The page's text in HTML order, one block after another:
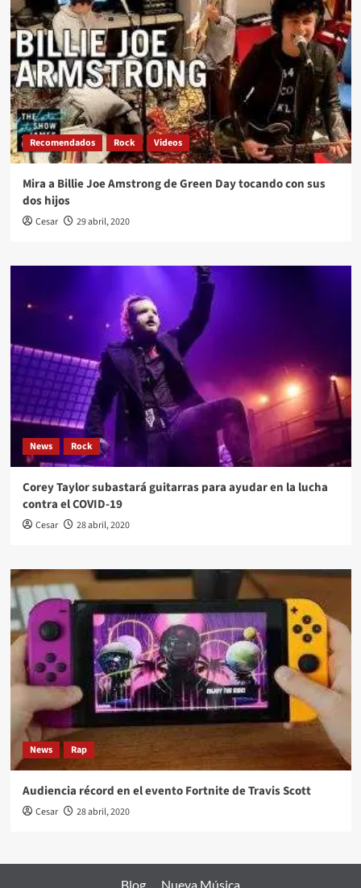
Recomendados Rock Videos
Mira a Billie Joe Amstrong de Green Day tocando con sus
dos hijos
Cesar 29 abril, 2020
News Rock
Corey Taylor subastará guitarras para ayudar en la lucha
contra el COVID-19
Cesar 28 abril, 2020
News Rap
Audiencia récord en el evento Fortnite de Travis Scott
Cesar 28 abril, 2020
Blog Nueva Música